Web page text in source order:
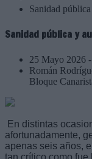
Sanidad
Sanidad pública y
25 Mayo 2026
Román
Bloque
En distintas
afortunadamente,
apenas seis años,
tan crítico como